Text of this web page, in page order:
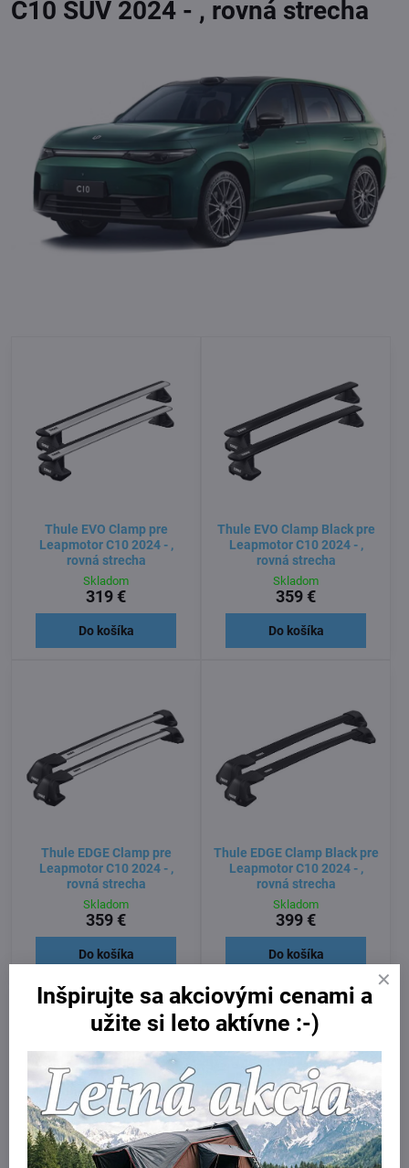
C10 SUV 2024 - , rovná strecha
Thule EVO Clamp pre
Leapmotor C10 2024 - ,
rovná strecha
Skladom
319 €
Do košíka
Thule EVO Clamp Black pre
Leapmotor C10 2024 - ,
rovná strecha
Skladom
359 €
Do košíka
Thule EDGE Clamp pre
Leapmotor C10 2024 - ,
rovná strecha
Skladom
359 €
Do košíka
Thule EDGE Clamp Black pre
Leapmotor C10 2024 - ,
rovná strecha
Skladom
399 €
Do košíka
Inšpirujte sa akciovými cenami a
užite si leto aktívne :-)